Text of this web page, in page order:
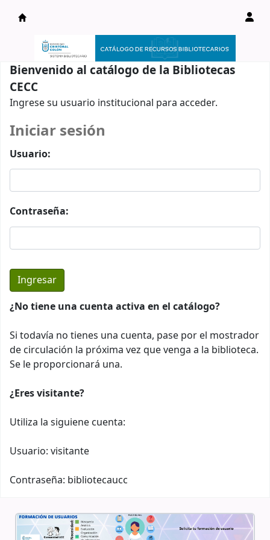
Catálogo en línea
Bienvenido al catálogo de la Bibliotecas
CECC
Ingrese su usuario institucional para acceder.
Iniciar sesión
Usuario:
Contraseña:
¿No tiene una cuenta activa en el catálogo?
Si todavía no tienes una cuenta, pase por el mostrador
de circulación la próxima vez que venga a la biblioteca.
Se le proporcionará una.
¿Eres visitante?
Utiliza la siguiene cuenta:
Usuario: visitante
Contraseña: bibliotecaucc